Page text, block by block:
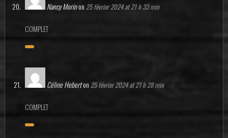
Nancy Morinon 25 février 2024 at 21 h 33 min
COMPLET
Céline Heberton 25 février 2024 at 21 h 28 min
COMPLET